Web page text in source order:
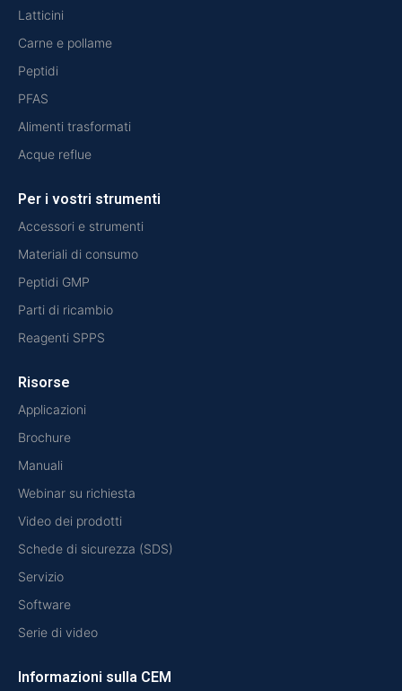
Latticini
Carne e pollame
Peptidi
PFAS
Alimenti trasformati
Acque reflue
Per i vostri strumenti
Accessori e strumenti
Materiali di consumo
Peptidi GMP
Parti di ricambio
Reagenti SPPS
Risorse
Applicazioni
Brochure
Manuali
Webinar su richiesta
Video dei prodotti
Schede di sicurezza (SDS)
Servizio
Software
Serie di video
Informazioni sulla CEM